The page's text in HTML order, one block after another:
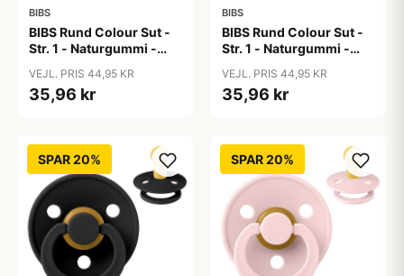
BIBS
BIBS Rund Colour Sut -
Str. 1 - Naturgummi -
VEJL. PRIS 44,95 KR
35,96 kr
BIBS
BIBS Rund Colour Sut -
Str. 1 - Naturgummi -
VEJL. PRIS 44,95 KR
35,96 kr
SPAR 20% SPAR 20%